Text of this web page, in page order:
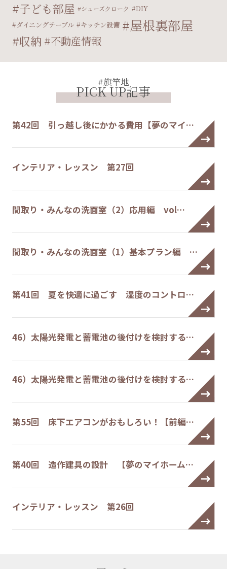
子ども部屋 シューズクローク
DIY
ダイニングテーブル
キッチン設備 屋根裏部屋
収納 不動産情報
#旗竿地
PICK UP記事
第42回 引っ越し後にかかる費用【夢のマイ…
インテリア・レッスン 第27回
間取り・みんなの洗面室（2）応用編 vol…
間取り・みんなの洗面室（1）基本プラン編 …
第41回 夏を快適に過ごす 湿度のコントロ…
46）太陽光発電と蓄電池の後付けを検討する…
46）太陽光発電と蓄電池の後付けを検討する…
第55回 床下エアコンがおもしろい！【前編…
第40回 造作建具の設計 【夢のマイホーム…
インテリア・レッスン 第26回